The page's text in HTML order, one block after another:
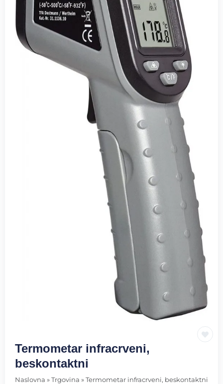
Termometar infracrveni,
beskontaktni
Naslovna » Trgovina » Termometar infracrveni, beskontaktni